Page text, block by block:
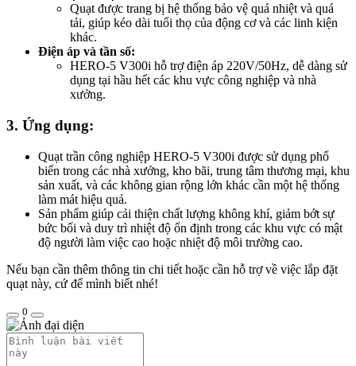
Quạt được trang bị hệ thống bảo vệ quá nhiệt và quá
tải, giúp kéo dài tuổi thọ của động cơ và các linh kiện
khác.
Điện áp và tần số:
HERO-5 V300i hỗ trợ điện áp 220V/50Hz, dễ dàng sử
dụng tại hầu hết các khu vực công nghiệp và nhà
xưởng.
3. Ứng dụng:
Quạt trần công nghiệp HERO-5 V300i được sử dụng phổ
biến trong các nhà xưởng, kho bãi, trung tâm thương mại, khu
sản xuất, và các không gian rộng lớn khác cần một hệ thống
làm mát hiệu quả.
Sản phẩm giúp cải thiện chất lượng không khí, giảm bớt sự
bức bối và duy trì nhiệt độ ổn định trong các khu vực có mật
độ người làm việc cao hoặc nhiệt độ môi trường cao.
Nếu bạn cần thêm thông tin chi tiết hoặc cần hỗ trợ về việc lắp đặt
quạt này, cứ để mình biết nhé!
0